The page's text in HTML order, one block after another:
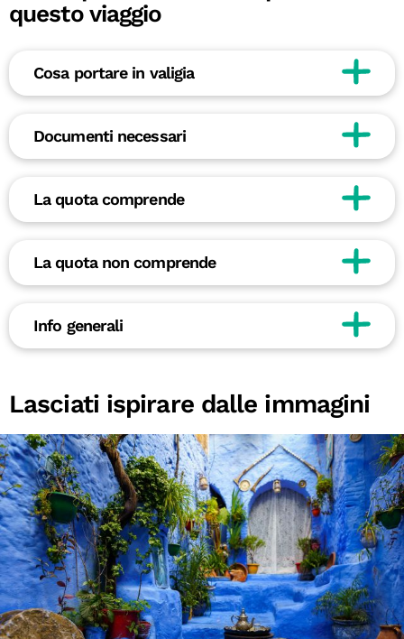
questo viaggio
Cosa portare in valigia
Documenti necessari
La quota comprende
La quota non comprende
Info generali
Lasciati ispirare dalle immagini